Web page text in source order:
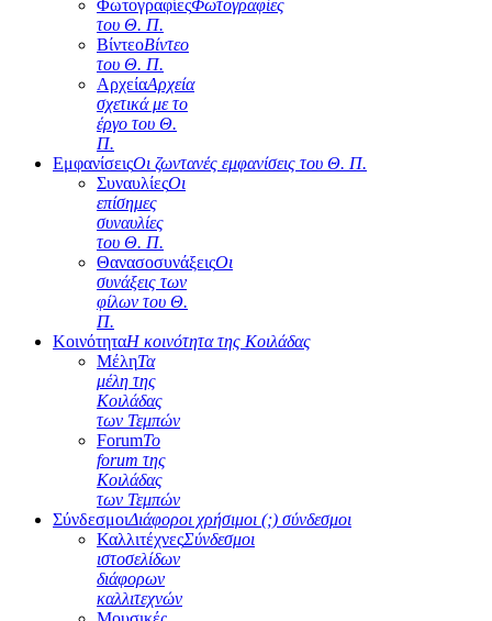
ΦωτογραφίεςΦωτογραφίες
του Θ. Π.
ΒίντεοΒίντεο
του Θ. Π.
ΑρχείαΑρχεία
σχετικά με το
έργο του Θ.
Π.
ΕμφανίσειςΟι ζωντανές εμφανίσεις του Θ. Π.
ΣυναυλίεςΟι
επίσημες
συναυλίες
του Θ. Π.
ΘανασοσυνάξειςΟι
συνάξεις των
φίλων του Θ.
Π.
ΚοινότηταΗ κοινότητα της Κοιλάδας
ΜέληΤα
μέλη της
Κοιλάδας
των Τεμπών
ForumΤο
forum της
Κοιλάδας
των Τεμπών
ΣύνδεσμοιΔιάφοροι χρήσιμοι (;) σύνδεσμοι
ΚαλλιτέχνεςΣύνδεσμοι
ιστοσελίδων
διάφορων
καλλιτεχνών